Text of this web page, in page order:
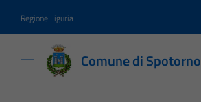
Regione Liguria
Comune di Spotorno